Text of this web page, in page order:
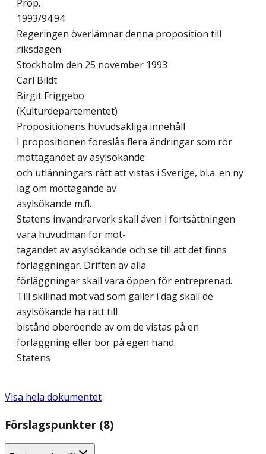
Prop.
1993/94:94
Regeringen överlämnar denna proposition till
riksdagen.
Stockholm den 25 november 1993
Carl Bildt
Birgit Friggebo
(Kulturdepartementet)
Propositionens huvudsakliga innehåll
I propositionen föreslås flera ändringar som rör
mottagandet av asylsökande
och utlänningars rätt att vistas i Sverige, bl.a. en ny
lag om mottagande av
asylsökande m.fl.
Statens invandrarverk skall även i fortsättningen
vara huvudman för mot-
tagandet av asylsökande och se till att det finns
förläggningar. Driften av alla
förläggningar skall vara öppen för entreprenad.
Till skillnad mot vad som gäller i dag skall de
asylsökande ha rätt till
bistånd oberoende av om de vistas på en
förläggning eller bor på egen hand.
Statens
Visa hela dokumentet
Förslagspunkter (8)